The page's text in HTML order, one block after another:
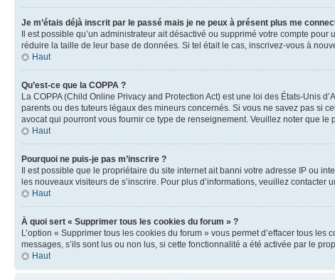
Je m’étais déjà inscrit par le passé mais je ne peux à présent plus me
Il est possible qu’un administrateur ait désactivé ou supprimé votre compte
réduire la taille de leur base de données. Si tel était le cas, inscrivez-vous à
Haut
Qu’est-ce que la COPPA ?
La COPPA (Child Online Privacy and Protection Act) est une loi des États-Unis
parents ou des tuteurs légaux des mineurs concernés. Si vous ne savez pas si
avocat qui pourront vous fournir ce type de renseignement. Veuillez noter que le
Haut
Pourquoi ne puis-je pas m’inscrire ?
Il est possible que le propriétaire du site internet ait banni votre adresse IP ou
les nouveaux visiteurs de s’inscrire. Pour plus d’informations, veuillez contacter
Haut
À quoi sert « Supprimer tous les cookies du forum » ?
L’option « Supprimer tous les cookies du forum » vous permet d’effacer tous
messages, s’ils sont lus ou non lus, si cette fonctionnalité a été activée par le
Haut